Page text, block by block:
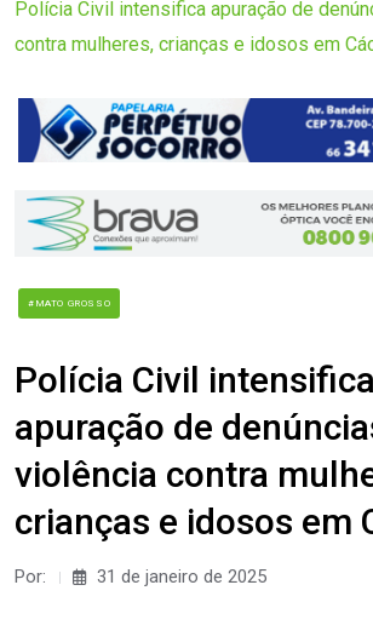
Polícia Civil intensifica apuração de
contra mulheres, crianças e idosos em
#MATO GROSSO
Polícia Civil intensifica
apuração de
violência contra
crianças e idosos em
Por: 31 de janeiro de 2025